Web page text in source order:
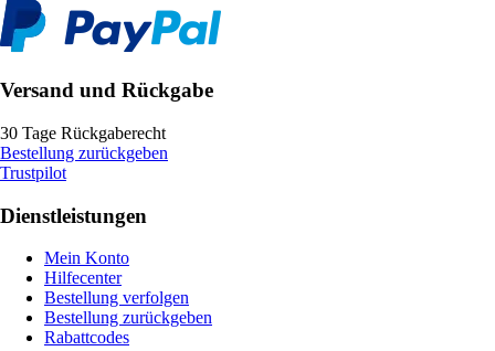
Versand und Rückgabe
30 Tage Rückgaberecht
Bestellung zurückgeben
Trustpilot
Dienstleistungen
Mein Konto
Hilfecenter
Bestellung verfolgen
Bestellung zurückgeben
Rabattcodes